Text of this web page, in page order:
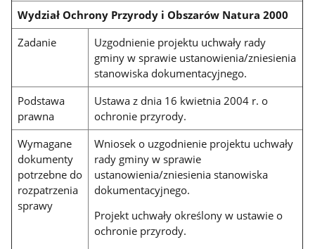
Wydział Ochrony Przyrody i Obszarów Natura 2000
Zadanie
Uzgodnienie projektu uchwały rady
gminy w sprawie ustanowienia/zniesienia
stanowiska dokumentacyjnego.
Podstawa
prawna
Ustawa z dnia 16 kwietnia 2004 r. o
ochronie przyrody.
Wymagane
dokumenty
potrzebne do
rozpatrzenia
sprawy
Wniosek o uzgodnienie projektu uchwały
rady gminy w sprawie
ustanowienia/zniesienia stanowiska
dokumentacyjnego.
Projekt uchwały określony w ustawie o
ochronie przyrody.